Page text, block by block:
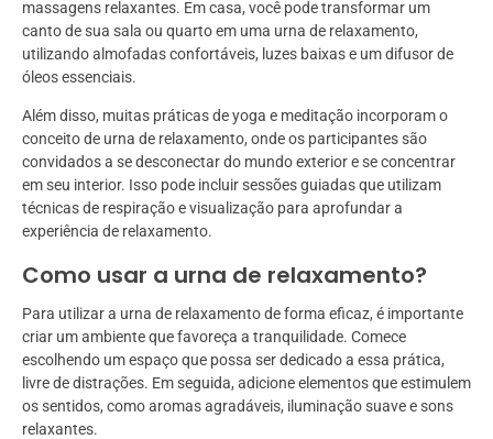
massagens relaxantes. Em casa, você pode transformar um
canto de sua sala ou quarto em uma urna de relaxamento,
utilizando almofadas confortáveis, luzes baixas e um difusor de
óleos essenciais.
Além disso, muitas práticas de yoga e meditação incorporam o
conceito de urna de relaxamento, onde os participantes são
convidados a se desconectar do mundo exterior e se concentrar
em seu interior. Isso pode incluir sessões guiadas que utilizam
técnicas de respiração e visualização para aprofundar a
experiência de relaxamento.
Como usar a urna de relaxamento?
Para utilizar a urna de relaxamento de forma eficaz, é importante
criar um ambiente que favoreça a tranquilidade. Comece
escolhendo um espaço que possa ser dedicado a essa prática,
livre de distrações. Em seguida, adicione elementos que estimulem
os sentidos, como aromas agradáveis, iluminação suave e sons
relaxantes.